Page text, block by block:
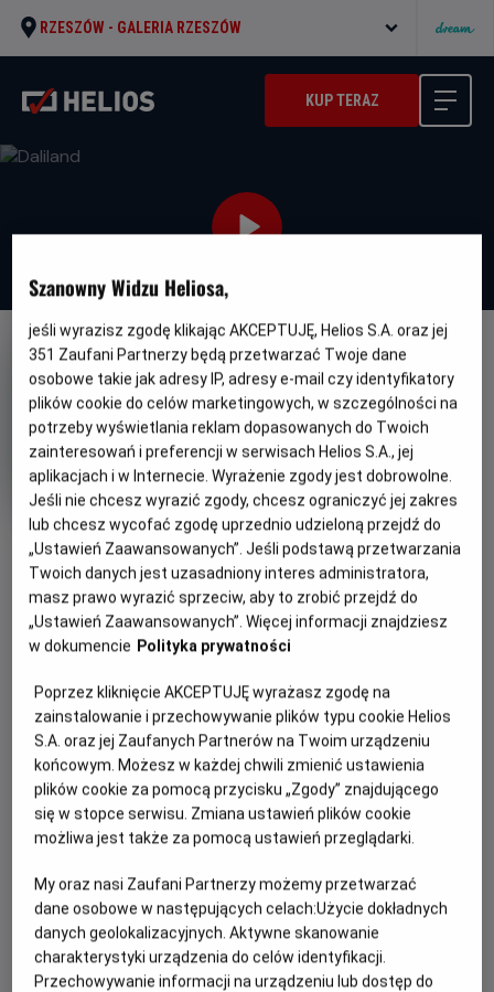
RZESZÓW - GALERIA RZESZÓW
KUP TERAZ
NAPISY
OBSERWUJ
Daliland
Gatunek
Dramat / Biograficzny
Minimalny
wiek
Od 15 lat
Czas
trwania
104 min
Kraj
i
rok
produkcji
Francja, Wielka Brytania, USA
(2022)
PREMIERA
19 maja 2023
WIĘCEJ SZCZEGÓŁÓW
OPIS FILMU
Lata 70 XX wieku. Ekscentryczny mistrz Salvador Dali
(laureat Oscara Ben Kingsley) przygotowuje wystawę w
Nowym Jorku. W szalonych przygotowaniach towarzyszą
mu niedoświadczony asystent galerii James, nowojorska
bohema artystyczna z gwiazdami tamtych czasów na
pasji i zazdrości związek.
Szanowny Widzu Heliosa,
jeśli wyrazisz zgodę klikając AKCEPTUJĘ, Helios S.A. oraz jej
351 Zaufani Partnerzy będą przetwarzać Twoje dane
osobowe takie jak adresy IP, adresy e-mail czy identyfikatory
plików cookie do celów marketingowych, w szczególności na
potrzeby wyświetlania reklam dopasowanych do Twoich
zainteresowań i preferencji w serwisach Helios S.A., jej
aplikacjach i w Internecie. Wyrażenie zgody jest dobrowolne.
Jeśli nie chcesz wyrazić zgody, chcesz ograniczyć jej zakres
lub chcesz wycofać zgodę uprzednio udzieloną przejdź do
„Ustawień Zaawansowanych”. Jeśli podstawą przetwarzania
Twoich danych jest uzasadniony interes administratora,
masz prawo wyrazić sprzeciw, aby to zrobić przejdź do
„Ustawień Zaawansowanych”. Więcej informacji znajdziesz
w dokumencie Polityka prywatności
Poprzez kliknięcie AKCEPTUJĘ wyrażasz zgodę na
zainstalowanie i przechowywanie plików typu cookie Helios
S.A. oraz jej Zaufanych Partnerów na Twoim urządzeniu
końcowym. Możesz w każdej chwili zmienić ustawienia
plików cookie za pomocą przycisku „Zgody” znajdującego
się w stopce serwisu. Zmiana ustawień plików cookie
możliwa jest także za pomocą ustawień przeglądarki.
My oraz nasi Zaufani Partnerzy możemy przetwarzać
dane osobowe w następujących celach:Użycie dokładnych
danych geolokalizacyjnych. Aktywne skanowanie
charakterystyki urządzenia do celów identyfikacji.
Przechowywanie informacji na urządzeniu lub dostęp do